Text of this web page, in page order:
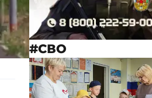
#СВО